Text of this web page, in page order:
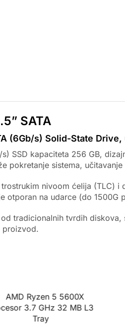
SATA
(6Gb/s) Solid-State
SSD kapaciteta 256 GB,
pokretanje sistema,
trostrukim nivoom ćelija
otporan na udarce (do
tradicionalnih tvrdih
proizvod.